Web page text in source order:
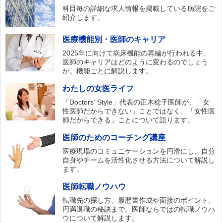
科目毎の詳細な求人情報を掲載している病院をご
紹介します。
医療機能別・医師のキャリア
2025年に向けて病床機能の再編が行われる中、
医師のキャリアはどのように変わるのでしょう
か。機能ごとに解説します。
わたしの女医ライフ
「Doctors‘ Style」代表の正木稔子医師が、「女
性医師だからできない」ことではなく、「女性医
師だからできる」ことについて語ります。
医師のためのコーチング講座
医療現場のコミュニケーションを円滑にし、自分
自身やチームを活性化させる方法について解説し
ます。
医師転職ノウハウ
転職先の探し方、履歴書作成や面接のポイント、
円満退職の秘訣まで。医師ならではの転職ノウハ
ウについて解説します。